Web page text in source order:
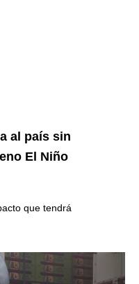
al país sin
El Niño
que tendrá